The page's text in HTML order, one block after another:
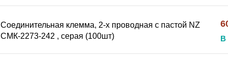
Соединительная клемма, 2-х проводная с пастой NZ
СМК-2273-242 , серая (100шт)
В